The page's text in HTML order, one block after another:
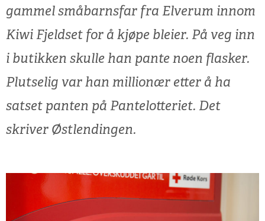
gammel småbarnsfar fra Elverum innom
Kiwi Fjeldset for å kjøpe bleier. På veg inn
i butikken skulle han pante noen flasker.
Plutselig var han millionær etter å ha
satset panten på Pantelotteriet. Det
skriver Østlendingen.